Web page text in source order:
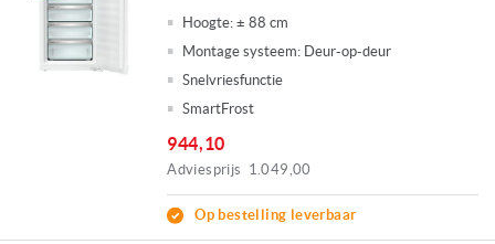
Hoogte: ± 88 cm
Montage systeem: Deur-op-deur
Snelvriesfunctie
SmartFrost
944,10
Adviesprijs 1.049,00
Op bestelling leverbaar